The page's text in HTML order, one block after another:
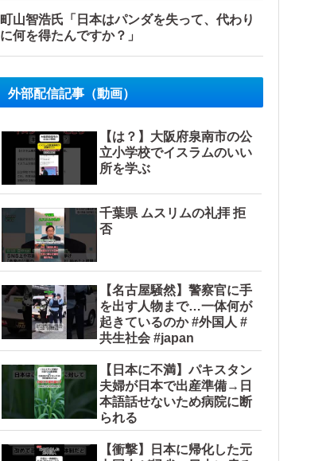
町山智浩氏「日本はパンダを失って、代わり
に何を得たんですか？」
外部配信記事（動画）
【は？】大阪府泉南市の公
立小学校でイスラムのいい
所を学ぶ
千葉県 ムスリムの礼拝 拒
否
【名古屋騒然】警察官に手
を出す人物まで…一体何が
起きているのか #外国人 #
共生社会 #japan
【日本に不満】パキスタン
夫婦が日本で出産準備→日
本語話せないため病院に断
られる
【衝撃】日本に帰化した元